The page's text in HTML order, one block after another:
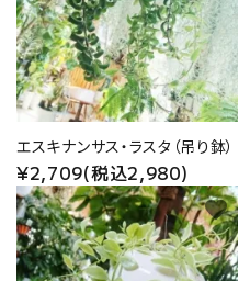
エスキナンサス・ラスタ（吊り鉢）
¥2,709(税込2,980)
favorite